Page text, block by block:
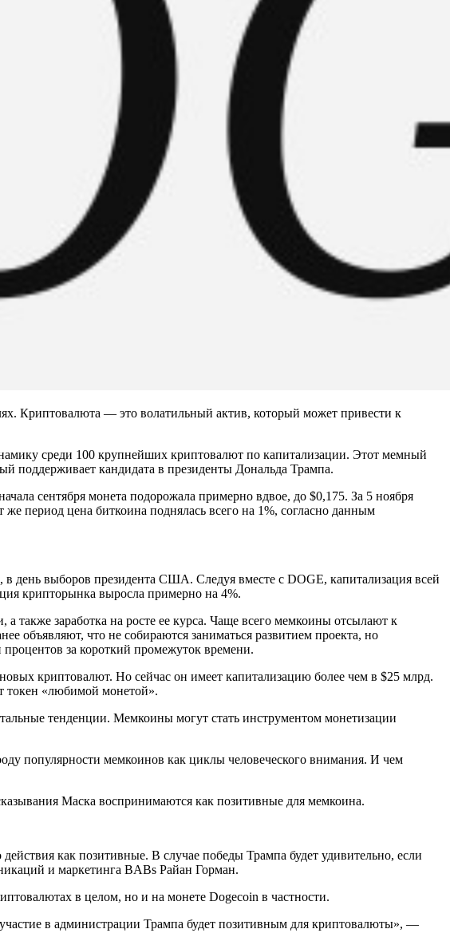
Криптовалюта — это волатильный актив, который может привести к
среди 100 крупнейших криптовалют по капитализации. Этот мемный
поддерживает кандидата в президенты Дональда Трампа.
сентября монета подорожала примерно вдвое, до $0,175. За 5 ноября
период цена биткоина поднялась всего на 1%, согласно данным
день выборов президента США. Следуя вместе с DOGE, капитализация всей
крипторынка выросла примерно на 4%.
заработка на росте ее курса. Чаще всего мемкоины отсылают к
объявляют, что не собираются заниматься развитием проекта, но
за короткий промежуток времени.
криптовалют. Но сейчас он имеет капитализацию более чем в $25 млрд.
токен «любимой монетой».
тенденции. Мемкоины могут стать инструментом монетизации
популярности мемкоинов как циклы человеческого внимания. И чем
Маска воспринимаются как позитивные для мемкоина.
как позитивные. В случае победы Трампа будет удивительно, если
и маркетинга BABs Райан Горман.
в целом, но и на монете Dogecoin в частности.
в администрации Трампа будет позитивным для криптовалюты», —